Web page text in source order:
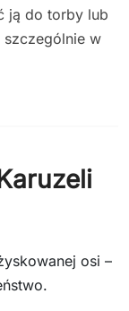
ją do torby lub
w
osi –